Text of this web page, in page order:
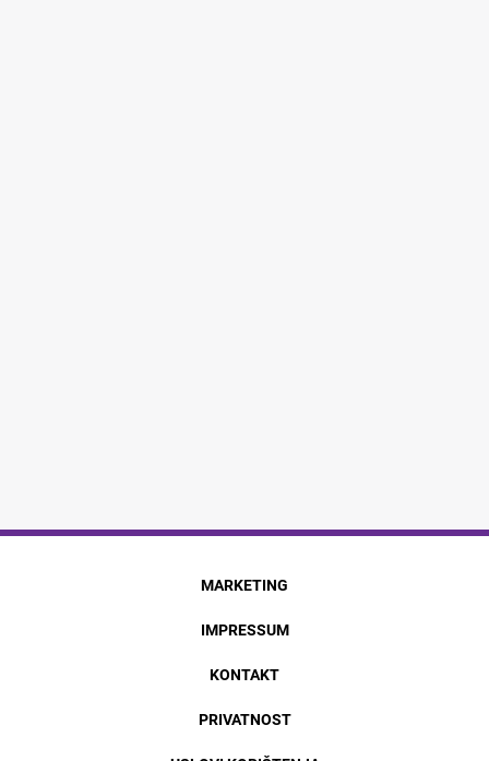
MARKETING
IMPRESSUM
KONTAKT
PRIVATNOST